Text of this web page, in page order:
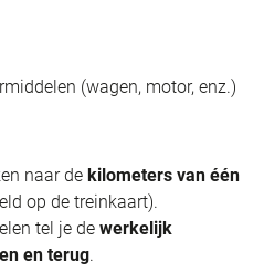
(wagen, motor, enz.)
naar de kilometers van één
op de treinkaart).
tel je de werkelijk
en terug.